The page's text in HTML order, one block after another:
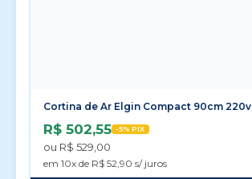
Cortina de Ar Elgin Compact 90cm 220v
R$ 502,55 -5% PIX
ou R$ 529,00
em 10x de R$ 52,90 s/ juros